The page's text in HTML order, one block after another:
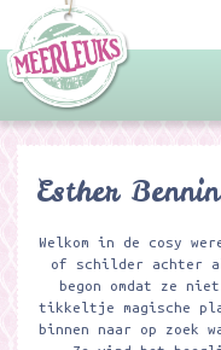
Esther
Welkom in de cosy
of schilder achter
begon omdat ze
tikkeltje magische
binnen naar op zoek